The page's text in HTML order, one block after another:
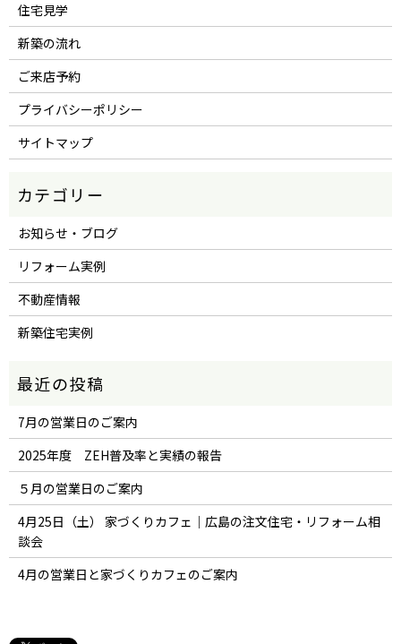
住宅見学
新築の流れ
ご来店予約
プライバシーポリシー
サイトマップ
お知らせ・ブログ
リフォーム実例
不動産情報
新築住宅実例
7月の営業日のご案内
2025年度 ZEH普及率と実績の報告
５月の営業日のご案内
4月25日（土） 家づくりカフェ｜広島の注文住宅・リフォーム相
談会
4月の営業日と家づくりカフェのご案内